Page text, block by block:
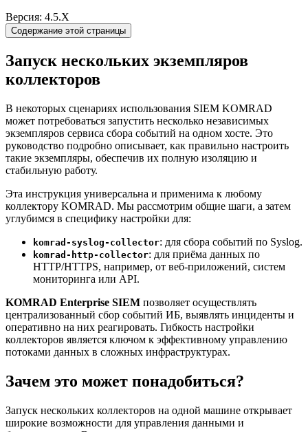
Версия: 4.5.X
Содержание этой страницы
Запуск нескольких экземпляров
коллекторов
В некоторых сценариях использования SIEM KOMRAD
может потребоваться запустить несколько независимых
экземпляров сервиса сбора событий на одном хосте. Это
руководство подробно описывает, как правильно настроить
такие экземпляры, обеспечив их полную изоляцию и
стабильную работу.
Эта инструкция универсальна и применима к любому
коллектору KOMRAD. Мы рассмотрим общие шаги, а затем
углубимся в специфику настройки для:
komrad-syslog-collector: для сбора событий по Syslog.
komrad-http-collector: для приёма данных по
HTTP/HTTPS, например, от веб-приложений, систем
мониторинга или API.
KOMRAD Enterprise SIEM позволяет осуществлять
централизованный сбор событий ИБ, выявлять инциденты и
оперативно на них реагировать. Гибкость настройки
коллекторов является ключом к эффективному управлению
потоками данных в сложных инфраструктурах.
Зачем это может понадобиться?
Запуск нескольких коллекторов на одной машине открывает
широкие возможности для управления данными и